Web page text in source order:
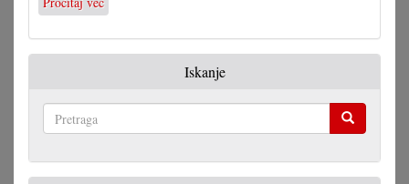
Maraton
u
parlamentu
grupe
Iskanje